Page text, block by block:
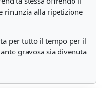
rinunzia alla ripetizione
per tutto il tempo per il
gravosa sia divenuta